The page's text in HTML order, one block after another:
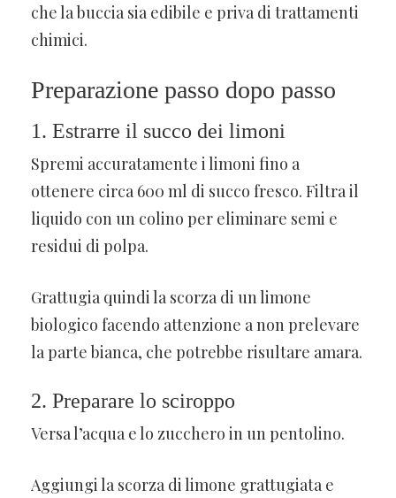
che la buccia sia edibile e priva di trattamenti
chimici.
Preparazione passo dopo passo
1. Estrarre il succo dei limoni
Spremi accuratamente i limoni fino a
ottenere circa 600 ml di succo fresco. Filtra il
liquido con un colino per eliminare semi e
residui di polpa.
Grattugia quindi la scorza di un limone
biologico facendo attenzione a non prelevare
la parte bianca, che potrebbe risultare amara.
2. Preparare lo sciroppo
Versa l’acqua e lo zucchero in un pentolino.
Aggiungi la scorza di limone grattugiata e